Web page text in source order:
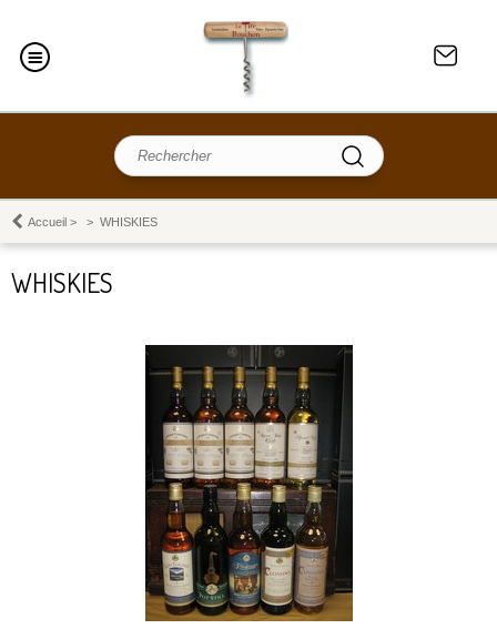
Accueil > > WHISKIES
WHISKIES